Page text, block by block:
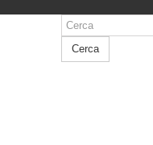
Cerca